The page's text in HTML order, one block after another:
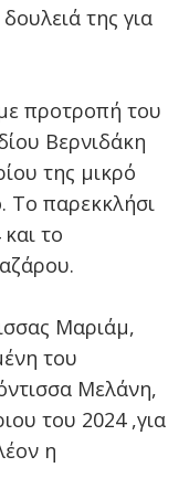
της για
προτροπή του
Βερνιδάκη
της μικρό
Το παρεκκλήσι
το
Μαριάμ,
του
Μελάνη,
του 2024 ,για
η